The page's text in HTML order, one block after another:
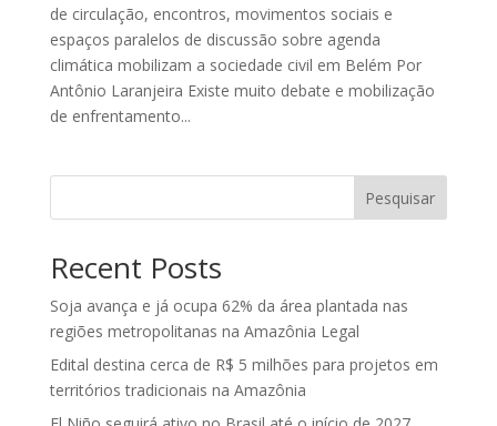
de circulação, encontros, movimentos sociais e
espaços paralelos de discussão sobre agenda
climática mobilizam a sociedade civil em Belém Por
Antônio Laranjeira Existe muito debate e mobilização
de enfrentamento...
Pesquisar
Recent Posts
Soja avança e já ocupa 62% da área plantada nas
regiões metropolitanas na Amazônia Legal
Edital destina cerca de R$ 5 milhões para projetos em
territórios tradicionais na Amazônia